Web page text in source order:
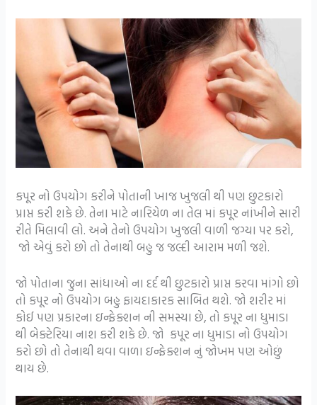
કપૂર નો ઉપયોગ કરીને પોતાની ખાજ ખુજલી થી પણ છુટકારો
પ્રાપ્ત કરી શકે છે. તેના માટે નારિયેળ ના તેલ માં કપૂર નાંખીને સારી
રીતે મિલાવી લો. અને તેનો ઉપયોગ ખુજલી વાળી જગ્યા પર કરો,
જો એવું કરો છો તો તેનાથી બહુ જ જલ્દી આરામ મળી જશે.
જો પોતાના જુના સાંધાઓ ના દર્દ થી છુટકારો પ્રાપ્ત કરવા માંગો છો
તો કપૂર નો ઉપયોગ બહુ ફાયદાકારક સાબિત થશે. જો શરીર માં
કોઈ પણ પ્રકારના ઇન્ફેક્શન ની સમસ્યા છે, તો કપૂર ના ધુમાડા
થી બેક્ટેરિયા નાશ કરી શકે છે. જો કપૂર ના ધુમાડા નો ઉપયોગ
કરો છો તો તેનાથી થવા વાળા ઇન્ફેક્શન નું જોખમ પણ ઓછું
થાય છે.